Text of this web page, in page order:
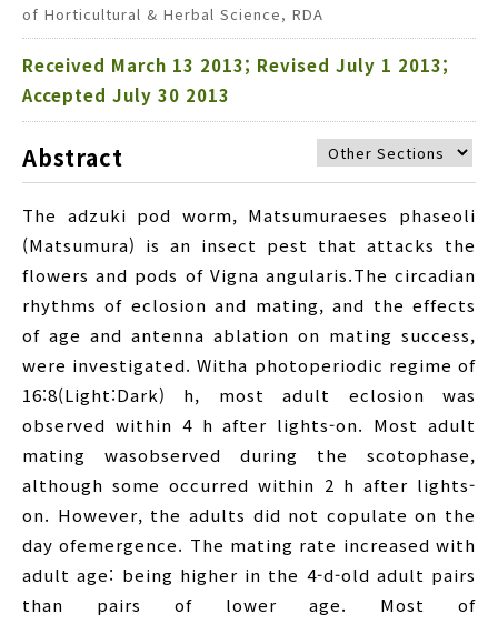
of Horticultural & Herbal Science, RDA
Received March 13 2013; Revised July 1 2013;
Accepted July 30 2013
Abstract
The adzuki pod worm, Matsumuraeses phaseoli
(Matsumura) is an insect pest that attacks the
flowers and pods of Vigna angularis.The circadian
rhythms of eclosion and mating, and the effects
of age and antenna ablation on mating success,
were investigated. Witha photoperiodic regime of
16:8(Light:Dark) h, most adult eclosion was
observed within 4 h after lights-on. Most adult
mating wasobserved during the scotophase,
although some occurred within 2 h after lights-
on. However, the adults did not copulate on the
day ofemergence. The mating rate increased with
adult age: being higher in the 4-d-old adult pairs
than pairs of lower age. Most of